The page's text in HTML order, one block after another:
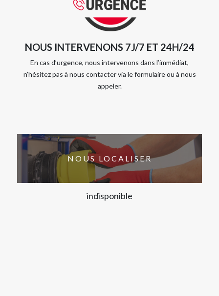
NOUS INTERVENONS 7J/7 ET 24H/24
En cas d’urgence, nous intervenons dans l’immédiat,
n’hésitez pas à nous contacter via le formulaire ou à nous
appeler.
NOUS LOCALISER
indisponible